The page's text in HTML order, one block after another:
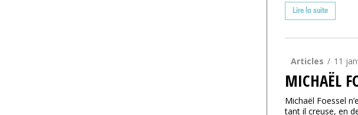
Lire la suite
Articles 11
MICHAËL
Michaël Foessel
tant il creuse, en